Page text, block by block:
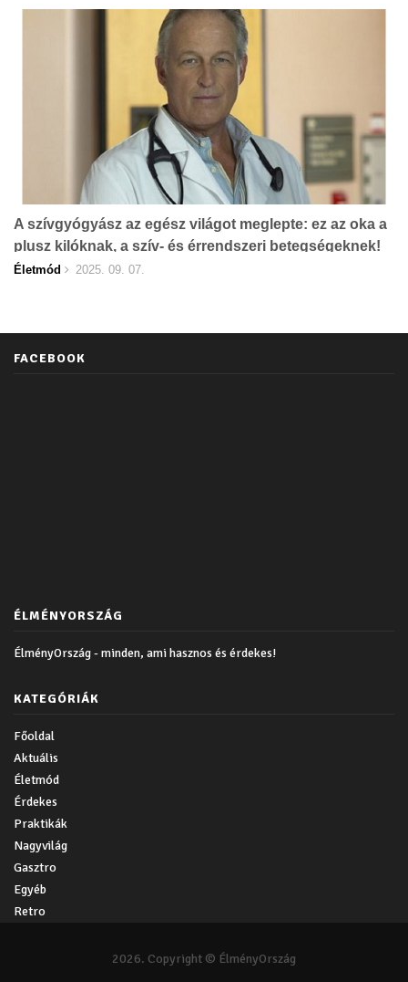
A szívgyógyász az egész világot meglepte: ez az oka a
plusz kilóknak, a szív- és érrendszeri betegségeknek!
Életmód 2025. 09. 07.
FACEBOOK
ÉLMÉNYORSZÁG
ÉlményOrszág - minden, ami hasznos és érdekes!
KATEGÓRIÁK
Főoldal
Aktuális
Életmód
Érdekes
Praktikák
Nagyvilág
Gasztro
Egyéb
Retro
2026. Copyright © ÉlményOrszág